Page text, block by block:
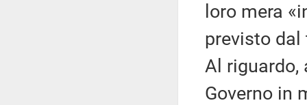
loro mera
previsto dal
Al riguardo,
Governo in